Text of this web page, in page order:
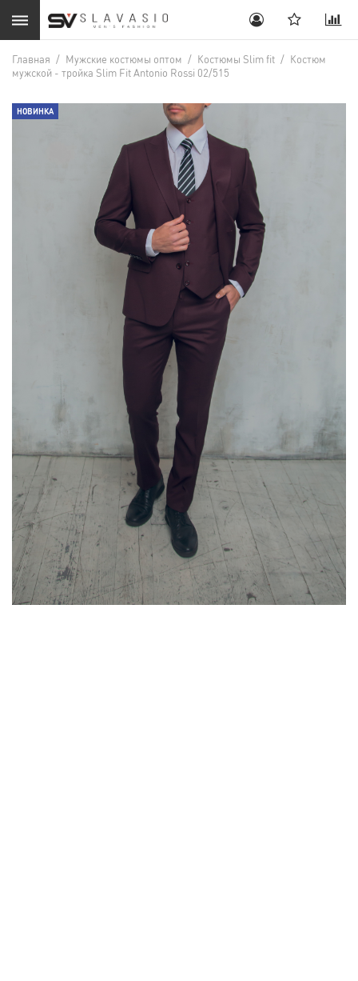
Главная / Мужские костюмы оптом / Костюмы Slim fit / Костюм
мужской - тройка Slim Fit Antonio Rossi 02/515
НОВИНКА